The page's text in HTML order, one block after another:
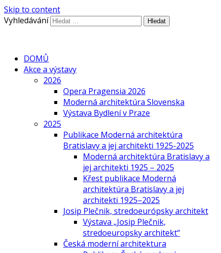
Skip to content
Vyhledávání
DOMŮ
Akce a výstavy
2026
Opera Pragensia 2026
Moderná architektúra Slovenska
Výstava Bydlení v Praze
2025
Publikace Moderná architektúra
Bratislavy a jej architekti 1925-2025
Moderná architektúra Bratislavy a
jej architekti 1925 – 2025
Křest publikace Moderná
architektúra Bratislavy a jej
architekti 1925–2025
Josip Plečnik, stredoeurópsky architekt
Výstava „Josip Plečnik,
stredoeuropsky architekt“
Česká moderní architektura